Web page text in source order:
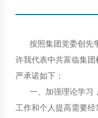
按照集团党委创先
许我代表中共富临集团
严承诺如下：
一、加强理论学习
工作和个人提高需要